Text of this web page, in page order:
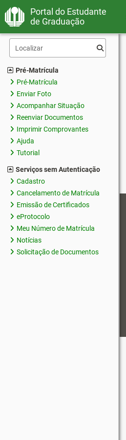
Portal do Estudante
de Graduação
Pré-Matrícula
Pré-Matrícula
Enviar Foto
Acompanhar Situação
Reenviar Documentos
Imprimir Comprovantes
Ajuda
Tutorial
Serviços sem Autenticação
Cadastro
Cancelamento de Matrícula
Emissão de Certificados
eProtocolo
Meu Número de Matrícula
Notícias
Solicitação de Documentos